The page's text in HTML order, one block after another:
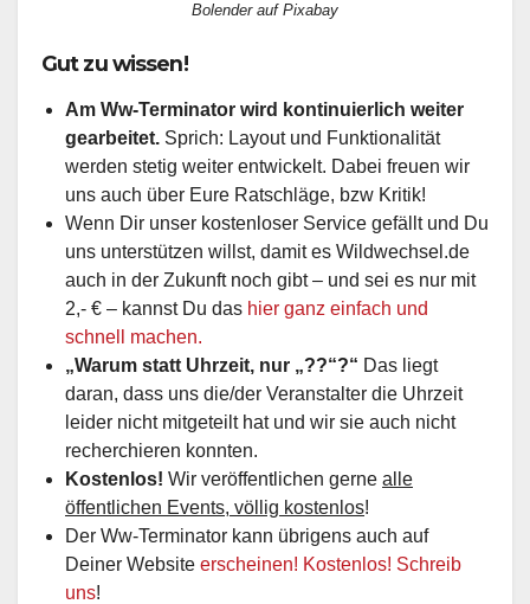
Bolender auf Pixabay
Gut zu wissen!
Am Ww-Terminator wird kontinuierlich weiter
gearbeitet. Sprich: Layout und Funktionalität
werden stetig weiter entwickelt. Dabei freuen wir
uns auch über Eure Ratschläge, bzw Kritik!
Wenn Dir unser kostenloser Service gefällt und Du
uns unterstützen willst, damit es Wildwechsel.de
auch in der Zukunft noch gibt – und sei es nur mit
2,- € – kannst Du das hier ganz einfach und
schnell machen.
„Warum statt Uhrzeit, nur „??“?“ Das liegt
daran, dass uns die/der Veranstalter die Uhrzeit
leider nicht mitgeteilt hat und wir sie auch nicht
recherchieren konnten.
Kostenlos! Wir veröffentlichen gerne alle
öffentlichen Events, völlig kostenlos!
Der Ww-Terminator kann übrigens auch auf
Deiner Website erscheinen! Kostenlos! Schreib
uns!